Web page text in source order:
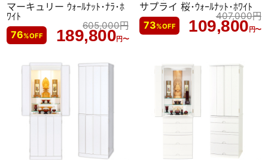
マーキュリー ｳｫｰﾙﾅｯﾄ･ﾅﾗ･ﾎ
ﾜｲﾄ
76%OFF
605,000円
189,800円〜
サプライ 桜･ｳｫｰﾙﾅｯﾄ･ﾎﾜｲﾄ
73%OFF
407,000円
109,800 円〜